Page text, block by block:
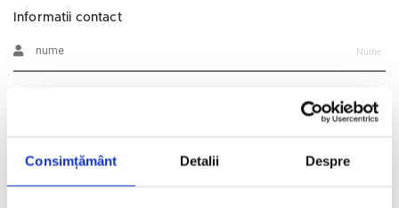
Consimțământ Detalii Despre
Informatii contact
Nume
Prenume